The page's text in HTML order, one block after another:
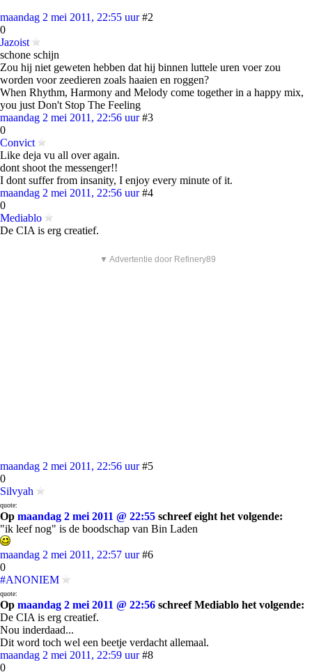
maandag 2 mei 2011, 22:55 uur #2
0
Jazoist
schone schijn
Zou hij niet geweten hebben dat hij binnen luttele uren voer zou
worden voor zeedieren zoals haaien en roggen?
When Rhythm, Harmony and Melody come together in a happy mix,
you just Don't Stop The Feeling
maandag 2 mei 2011, 22:56 uur #3
0
Convict
Like deja vu all over again.
dont shoot the messenger!!
I dont suffer from insanity, I enjoy every minute of it.
maandag 2 mei 2011, 22:56 uur #4
0
Mediablo
De CIA is erg creatief.
▼ Advertentie door Refinery89
maandag 2 mei 2011, 22:56 uur #5
0
Silvyah
quote:
Op maandag 2 mei 2011 @ 22:55 schreef eight het volgende:
"ik leef nog" is de boodschap van Bin Laden
maandag 2 mei 2011, 22:57 uur #6
0
#ANONIEM
quote:
Op maandag 2 mei 2011 @ 22:56 schreef Mediablo het volgende:
De CIA is erg creatief.
Nou inderdaad...
Dit word toch wel een beetje verdacht allemaal.
maandag 2 mei 2011, 22:59 uur #8
0